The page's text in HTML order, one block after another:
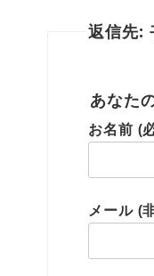
返信先:
あなた
お名前 (
メール (